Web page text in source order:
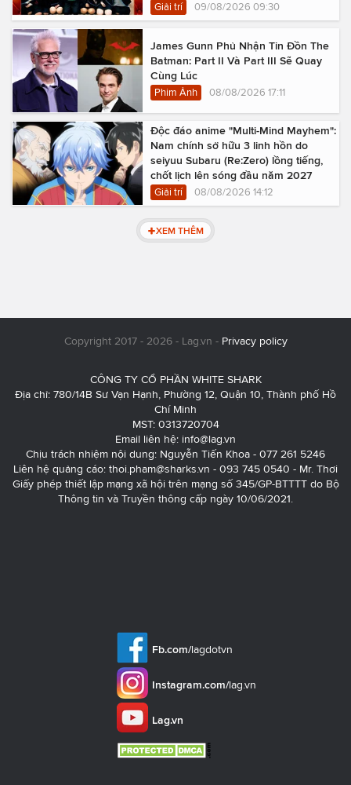
Giải trí 09/08/2026 09:30
James Gunn Phủ Nhận Tin Đồn The
Batman: Part II Và Part III Sẽ Quay
Cùng Lúc
Phim Ảnh 08/08/2026 17:11
Độc đáo anime "Multi-Mind Mayhem":
Nam chính sở hữu 3 linh hồn do
seiyuu Subaru (Re:Zero) lồng tiếng,
chốt lịch lên sóng đầu năm 2027
Giải trí 08/08/2026 14:12
XEM THÊM
Copyright 2017 - 2026 - Lag.vn - Privacy policy
CÔNG TY CỔ PHẦN WHITE SHARK
Địa chỉ: 780/14B Sư Vạn Hạnh, Phường 12, Quận 10, Thành phố Hồ
Chí Minh
MST: 0313720704
Email liên hệ: info@lag.vn
Chịu trách nhiệm nội dung: Nguyễn Tiến Khoa - 077 261 5246
Liên hệ quảng cáo: thoi.pham@sharks.vn - 093 745 0540 - Mr. Thơi
Giấy phép thiết lập mạng xã hội trên mạng số 345/GP-BTTTT do Bộ
Thông tin và Truyền thông cấp ngày 10/06/2021.
Fb.com/lagdotvn
Instagram.com/lag.vn
Lag.vn